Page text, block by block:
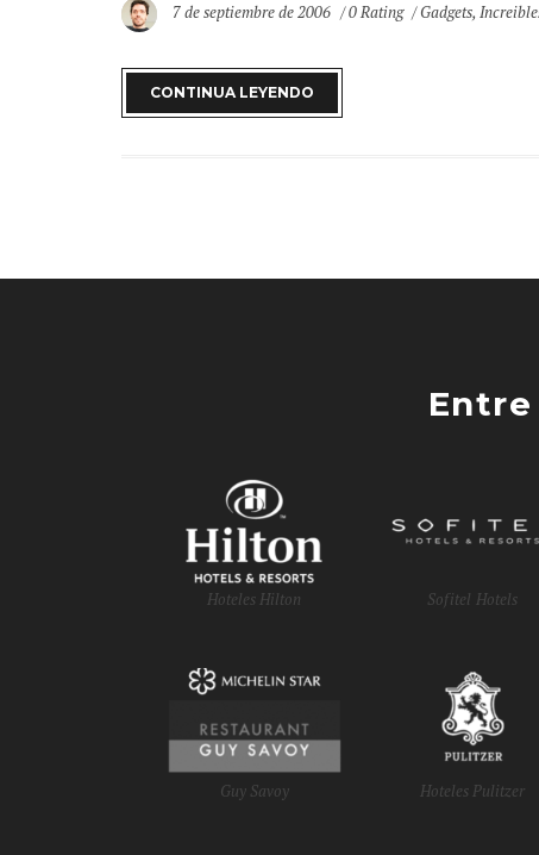
7 de septiembre de 2006 0 Rating Gadgets,
CONTINUA LEYENDO
Hoteles Hilton Sofitel Hotels
Guy Savoy Hoteles Pulitzer